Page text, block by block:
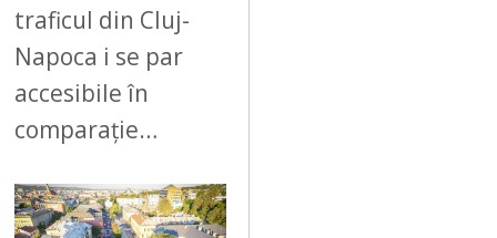
traficul din Cluj-
Napoca i se par
accesibile în
comparație…